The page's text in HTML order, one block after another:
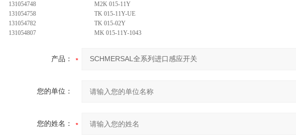
131054748
M2K 015-11Y
131054758
TK 015-11Y-UE
131054782
TK 015-02Y
131054807
MK 015-11Y-1043
产品：
您的单位：
您的姓名：